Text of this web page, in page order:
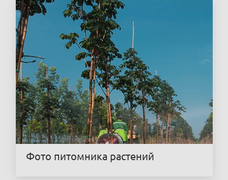
Фото питомника растений